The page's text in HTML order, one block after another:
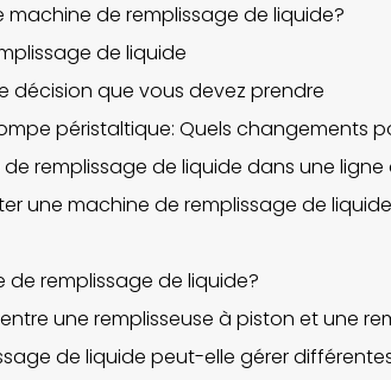
de remplissage de liquide?
de liquide
décision que vous devez prendre
péristaltique: Quels changements
remplissage de liquide dans une
une machine de remplissage de liquide
de remplissage de liquide?
une remplisseuse à piston et une
de liquide peut-elle gérer